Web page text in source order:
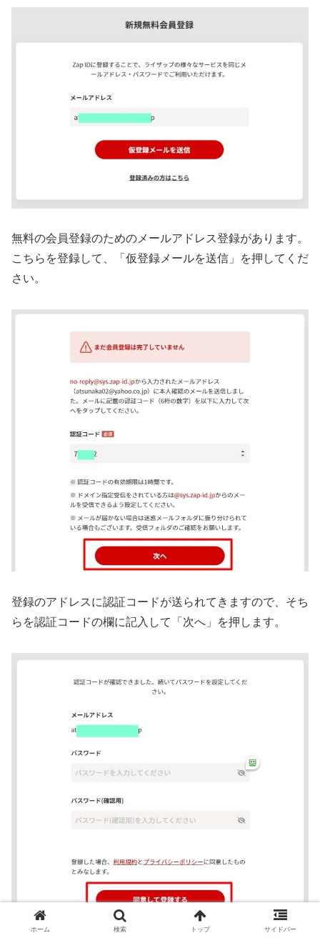
無料の会員登録のためのメールアドレス登録があります。
こちらを登録して、「仮登録メールを送信」を押してくだ
さい。
登録のアドレスに認証コードが送られてきますので、そち
らを認証コードの欄に記入して「次へ」を押します。
ホーム 検索 トップ サイドバー